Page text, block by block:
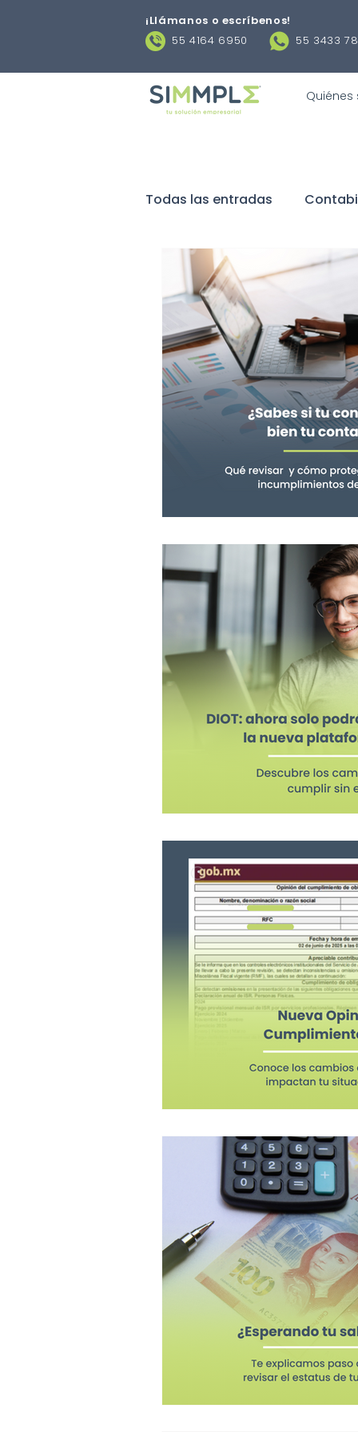
¡Llámanos o escríbenos!
55 4164 6950
55 3433
Todas las entradas
Negocios
Contratos laborales
Cierre fiscal Aguinaldo
Declaración anual
PYMES